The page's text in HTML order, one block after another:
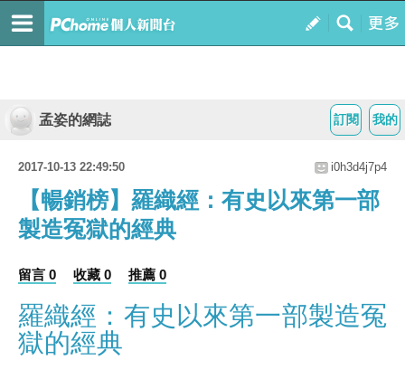
我的
訂閱
孟姿的網誌
2017-10-13 22:49:50 i0h3d4j7p4
【暢銷榜】羅織經：有史以來第一部
製造冤獄的經典
留言 0 收藏 0 推薦 0
羅織經：有史以來第一部製造冤
獄的經典